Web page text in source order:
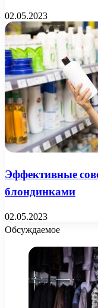
02.05.2023
Эффективные
блондинками
02.05.2023
Обсуждаемое